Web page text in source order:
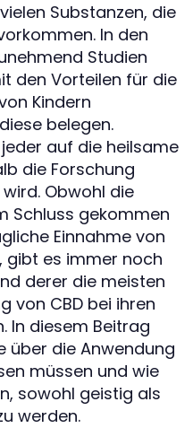
Substanzen, die
In den
Studien
den Vorteilen für die
Kindern
belegen.
auf die heilsame
die Forschung
Obwohl die
Schluss gekommen
Einnahme von
gibt es immer noch
derer die meisten
von CBD bei ihren
In diesem Beitrag
über die Anwendung
müssen und wie
sowohl geistig als
werden.